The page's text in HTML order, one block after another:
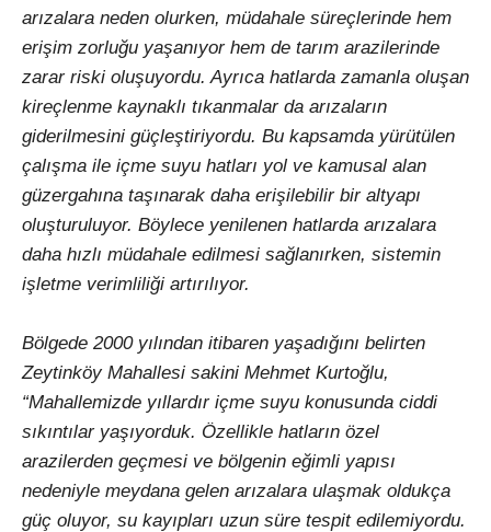
arızalara neden olurken, müdahale süreçlerinde hem
erişim zorluğu yaşanıyor hem de tarım arazilerinde
zarar riski oluşuyordu. Ayrıca hatlarda zamanla oluşan
kireçlenme kaynaklı tıkanmalar da arızaların
giderilmesini güçleştiriyordu. Bu kapsamda yürütülen
çalışma ile içme suyu hatları yol ve kamusal alan
güzergahına taşınarak daha erişilebilir bir altyapı
oluşturuluyor. Böylece yenilenen hatlarda arızalara
daha hızlı müdahale edilmesi sağlanırken, sistemin
işletme verimliliği artırılıyor.
Bölgede 2000 yılından itibaren yaşadığını belirten
Zeytinköy Mahallesi sakini Mehmet Kurtoğlu,
“Mahallemizde yıllardır içme suyu konusunda ciddi
sıkıntılar yaşıyorduk. Özellikle hatların özel
arazilerden geçmesi ve bölgenin eğimli yapısı
nedeniyle meydana gelen arızalara ulaşmak oldukça
güç oluyor, su kayıpları uzun süre tespit edilemiyordu.